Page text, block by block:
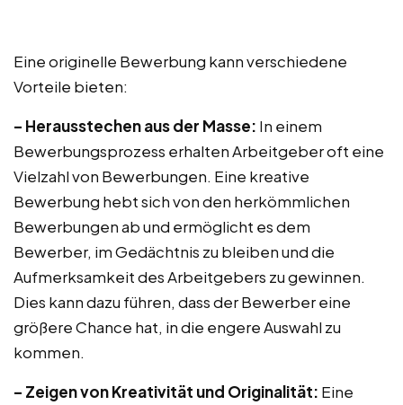
Eine originelle Bewerbung kann verschiedene
Vorteile bieten:
– Herausstechen aus der Masse: In einem
Bewerbungsprozess erhalten Arbeitgeber oft eine
Vielzahl von Bewerbungen. Eine kreative
Bewerbung hebt sich von den herkömmlichen
Bewerbungen ab und ermöglicht es dem
Bewerber, im Gedächtnis zu bleiben und die
Aufmerksamkeit des Arbeitgebers zu gewinnen.
Dies kann dazu führen, dass der Bewerber eine
größere Chance hat, in die engere Auswahl zu
kommen.
– Zeigen von Kreativität und Originalität: Eine